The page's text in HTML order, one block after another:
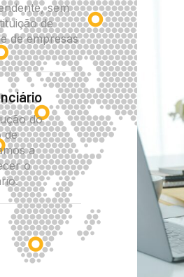
sem
de
de empresas
do
de
a
o